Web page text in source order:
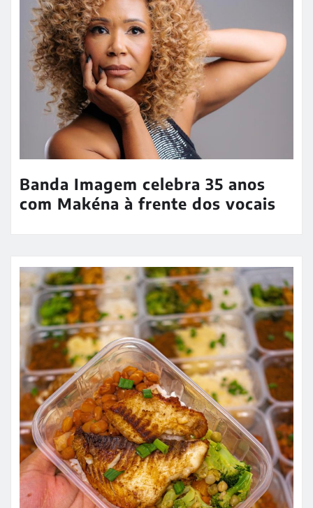
Banda Imagem celebra 35 anos
com Makéna à frente dos vocais